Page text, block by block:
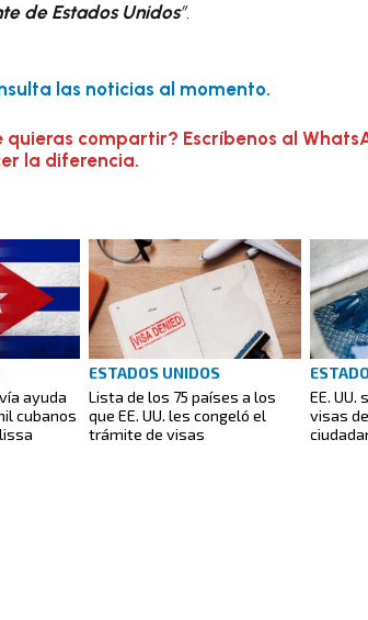
de Estados Unidos”.
las noticias al momento.
compartir? Escríbenos al
la diferencia.
ayuda
cubanos
ESTADOS UNIDOS
Lista de los 75 países a los
que EE. UU. les congeló el
trámite de visas
EE.
visas